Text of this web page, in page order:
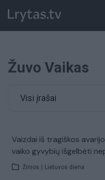
Žuvo Vaikas
Visi įrašai
Vaizdai iš tragiškos
vaiko gyvybių išgelbėti
Žinios Lietuvos diena